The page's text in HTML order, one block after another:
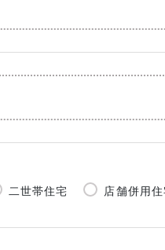
二世帯住宅 店舗併用